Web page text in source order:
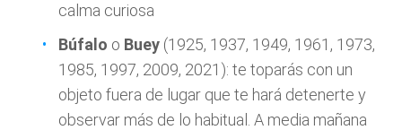
calma curiosa
Búfalo o Buey (1925, 1937, 1949, 1961, 1973,
1985, 1997, 2009, 2021): te toparás con un
objeto fuera de lugar que te hará detenerte y
observar más de lo habitual. A media mañana